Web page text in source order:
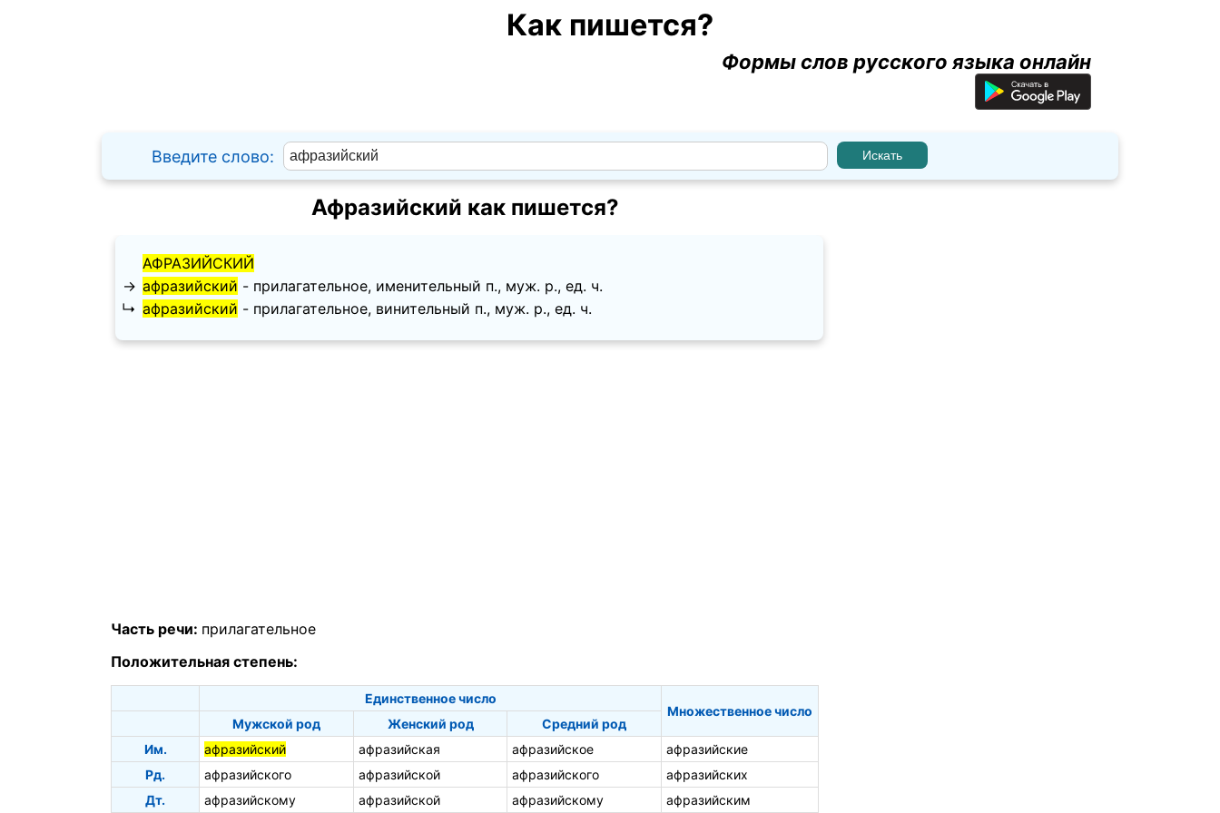
Как пишется?
Формы слов русского языка онлайн
Введите слово:
Афразийский как пишется?
АФРАЗИЙСКИЙ
→ афразийский - прилагательное, именительный п., муж. p., ед. ч.
↳ афразийский - прилагательное, винительный п., муж. p., ед. ч.
Часть речи: прилагательное
Положительная степень:
Единственное число
Множественное число
Мужской род
Женский род
Средний род
Им.
афразийский афразийская афразийское
афразийские
Рд.
афразийского афразийской афразийского
афразийских
Дт.
афразийскому афразийской афразийскому афразийским